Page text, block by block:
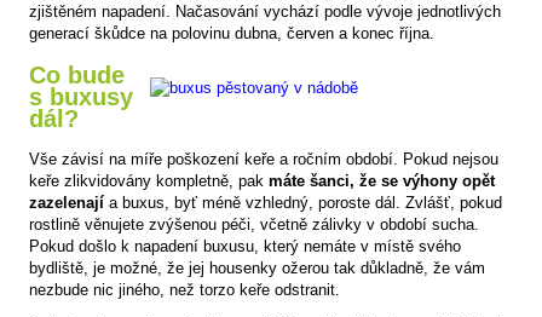
zjištěném napadení. Načasování vychází podle vývoje jednotlivých
generací škůdce na polovinu dubna, červen a konec října.
Co bude
s buxusy
dál?
Vše závisí na míře poškození keře a ročním období. Pokud nejsou
keře zlikvidovány kompletně, pak máte šanci, že se výhony opět
zazelenají a buxus, byť méně vzhledný, poroste dál. Zvlášť, pokud
rostlině věnujete zvýšenou péči, včetně zálivky v období sucha.
Pokud došlo k napadení buxusu, který nemáte v místě svého
bydliště, je možné, že jej housenky ožerou tak důkladně, že vám
nezbude nic jiného, než torzo keře odstranit.